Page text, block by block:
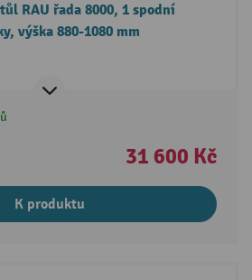
RAU řada 8000, 1 spodní
výška 880-1080 mm
31 600 Kč
K produktu